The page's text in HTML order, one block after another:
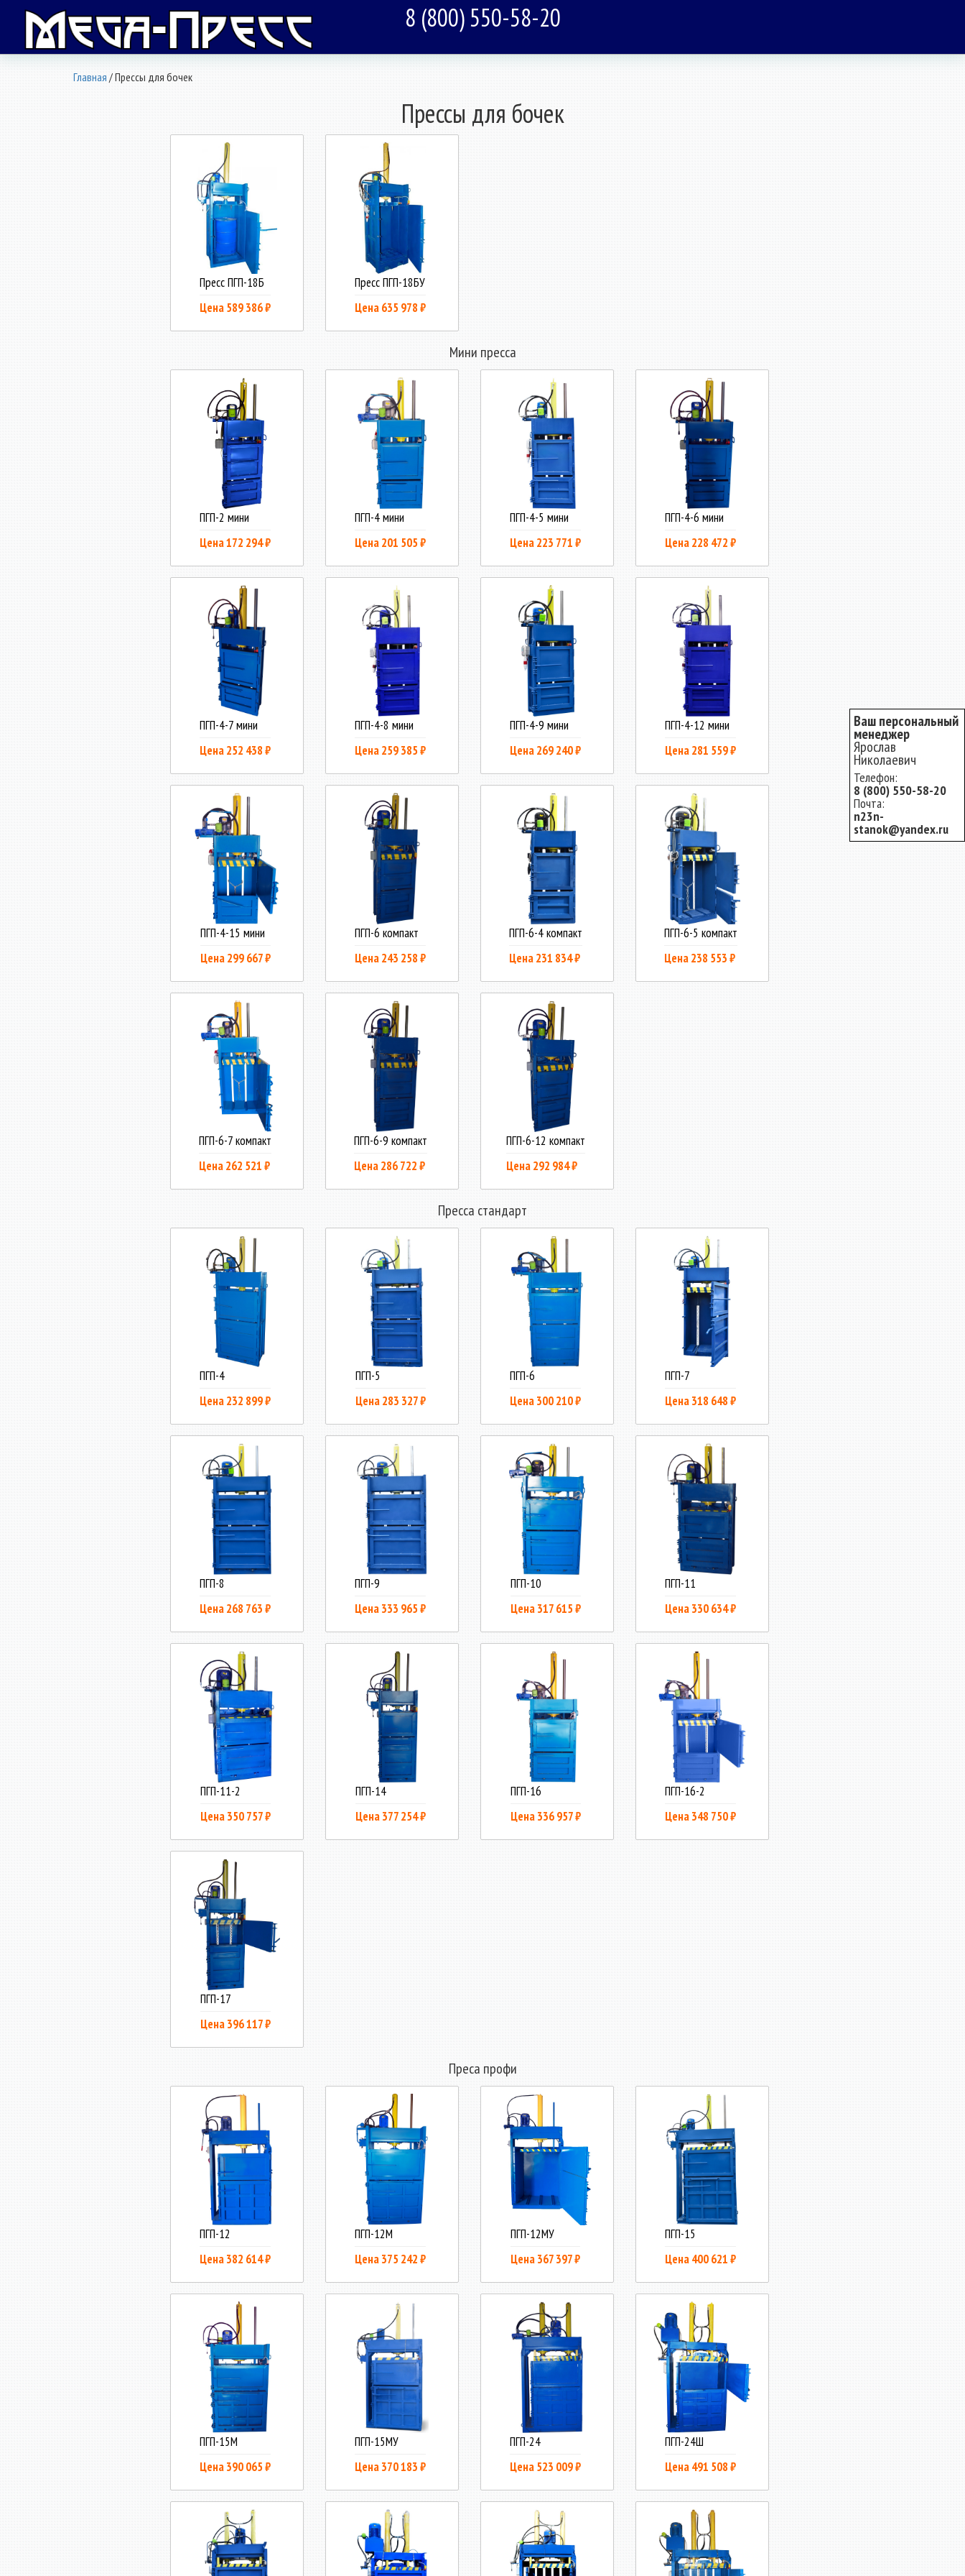
8 (800) 550-58-20
Главная / Прессы для бочек
Прессы для бочек
Пресс ПГП-18Б
Цена 589 386 ₽
Пресс ПГП-18БУ
Цена 635 978 ₽
Мини пресса
ПГП-2 мини
Цена 172 294 ₽
ПГП-4 мини
Цена 201 505 ₽
ПГП-4-5 мини
Цена 223 771 ₽
ПГП-4-6 мини
Цена 228 472 ₽
ПГП-4-7 мини
Цена 252 438 ₽
ПГП-4-8 мини
Цена 259 385 ₽
ПГП-4-9 мини
Цена 269 240 ₽
ПГП-4-12 мини
Цена 281 559 ₽
ПГП-4-15 мини
Цена 299 667 ₽
ПГП-6 компакт
Цена 243 258 ₽
ПГП-6-4 компакт
Цена 231 834 ₽
ПГП-6-5 компакт
Цена 238 553 ₽
ПГП-6-7 компакт
Цена 262 521 ₽
ПГП-6-9 компакт
Цена 286 722 ₽
ПГП-6-12 компакт
Цена 292 984 ₽
Пресса стандарт
ПГП-4
Цена 232 899 ₽
ПГП-5
Цена 283 327 ₽
ПГП-6
Цена 300 210 ₽
ПГП-7
Цена 318 648 ₽
ПГП-8
Цена 268 763 ₽
ПГП-9
Цена 333 965 ₽
ПГП-10
Цена 317 615 ₽
ПГП-11
Цена 330 634 ₽
ПГП-11-2
Цена 350 757 ₽
ПГП-14
Цена 377 254 ₽
ПГП-16
Цена 336 957 ₽
ПГП-16-2
Цена 348 750 ₽
ПГП-17
Цена 396 117 ₽
Преса профи
ПГП-12
Цена 382 614 ₽
ПГП-12М
Цена 375 242 ₽
ПГП-12МУ
Цена 367 397 ₽
ПГП-15
Цена 400 621 ₽
ПГП-15М
Цена 390 065 ₽
ПГП-15МУ
Цена 370 183 ₽
ПГП-24
Цена 523 009 ₽
ПГП-24Ш
Цена 491 508 ₽
Ваш персональный
менеджер
Ярослав
Николаевич
Телефон:
8 (800) 550-58-20
Почта:
n23n-
stanok@yandex.ru